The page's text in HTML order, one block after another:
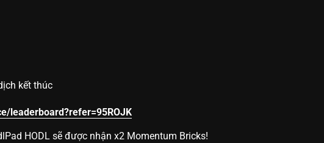
kết thúc
leaderboard?refer=95ROJK
HODL sẽ được nhận x2 Momentum Bricks!